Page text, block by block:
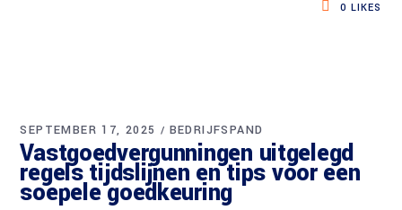
0 LIKES
SEPTEMBER 17, 2025 BEDRIJFSPAND
Vastgoedvergunningen uitgelegd
regels tijdslijnen en tips voor een
soepele goedkeuring